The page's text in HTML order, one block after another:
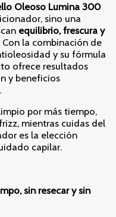
Oleoso Lumina 300
sino una
equilibrio, frescura y
la combinación de
y su fórmula
ofrece resultados
y beneficios
por más tiempo,
mientras cuidas del
es la elección
capilar.
sin resecar y sin